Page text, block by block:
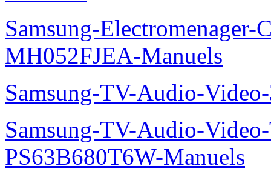
Samsung-Electromenager-
MH052FJEA-Manuels
Samsung-TV-Audio-
Samsung-TV-Audio-
PS63B680T6W-Manuels